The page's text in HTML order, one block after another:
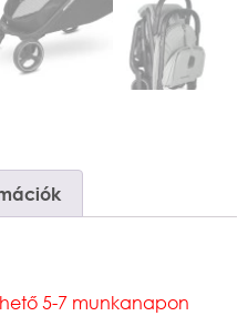
5-7 munkanapon